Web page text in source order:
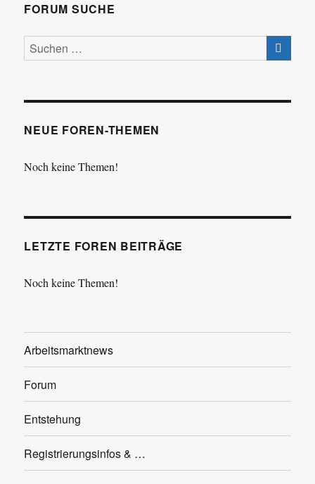
FORUM SUCHE
NEUE FOREN-THEMEN
Noch keine Themen!
LETZTE FOREN BEITRÄGE
Noch keine Themen!
Arbeitsmarktnews
Forum
Entstehung
Registrierungsinfos & …